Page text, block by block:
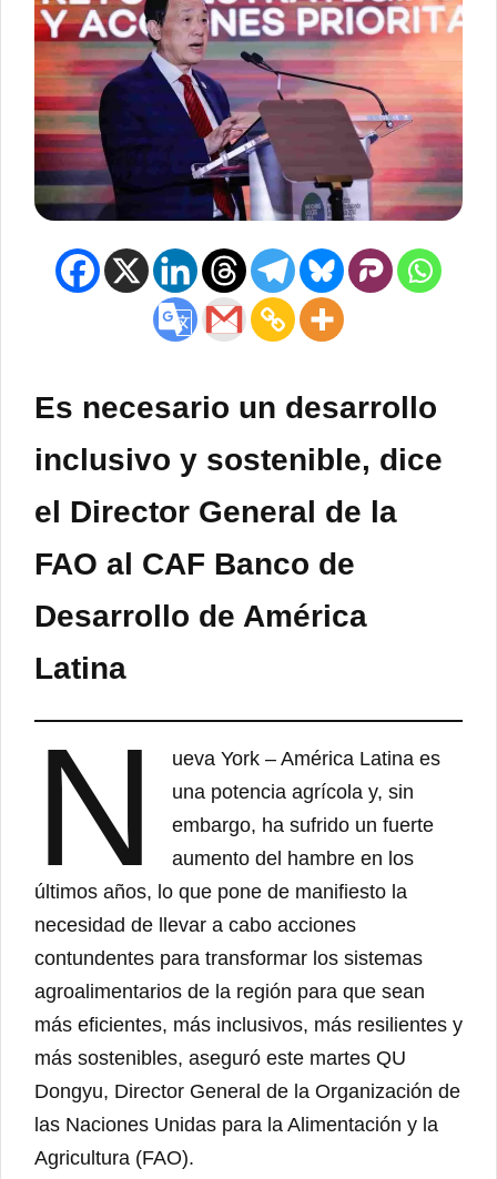
Es necesario un desarrollo
inclusivo y sostenible, dice
el Director General de la
FAO al CAF Banco de
Desarrollo de América
Latina
N
ueva York – América Latina es
una potencia agrícola y, sin
embargo, ha sufrido un fuerte
aumento del hambre en los
últimos años, lo que pone de manifiesto la
necesidad de llevar a cabo acciones
contundentes para transformar los sistemas
agroalimentarios de la región para que sean
más eficientes, más inclusivos, más resilientes y
más sostenibles, aseguró este martes QU
Dongyu, Director General de la Organización de
las Naciones Unidas para la Alimentación y la
Agricultura (FAO).